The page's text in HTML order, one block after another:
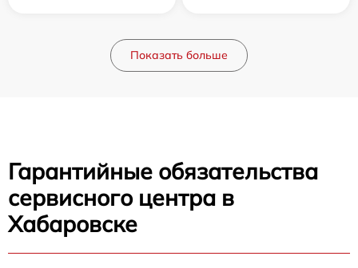
Показать больше
Гарантийные обязательства
сервисного центра в
Хабаровске